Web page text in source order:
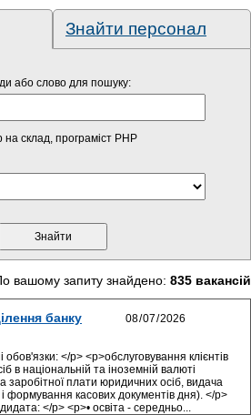
Знайти персонал
або слово для пошуку:
на склад, програміст PHP
вашому запиту знайдено: 835 вакансій
банку
</p> <p>обслуговування клієнтів
в національній та іноземній валюті
заробітної плати юридичних осіб, видача
формування касових документів дня). </p>
</p> <p>• освіта - середньо...